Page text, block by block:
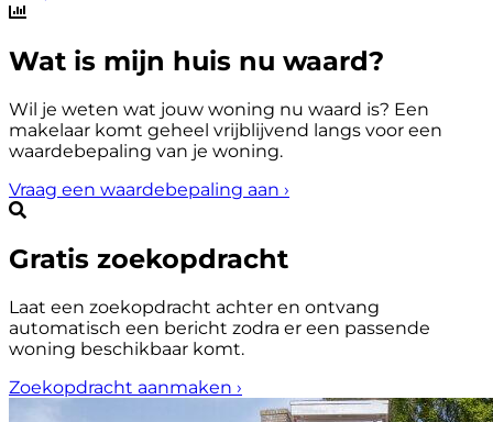
Wat is mijn huis nu waard?
Wil je weten wat jouw woning nu waard is? Een
makelaar komt geheel vrijblijvend langs voor een
waardebepaling van je woning.
Vraag een waardebepaling aan ›
Gratis zoekopdracht
Laat een zoekopdracht achter en ontvang
automatisch een bericht zodra er een passende
woning beschikbaar komt.
Zoekopdracht aanmaken ›